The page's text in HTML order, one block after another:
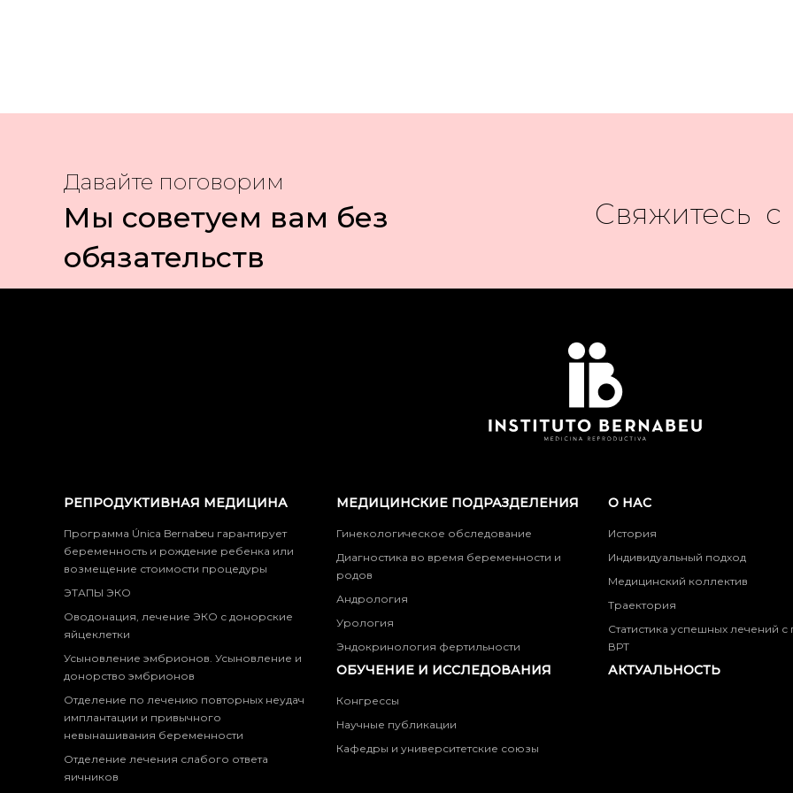
Давайте поговорим
Мы советуем вам без
обязательств
Свяжитесь
РЕПРОДУКТИВНАЯ МЕДИЦИНА
Программа Única Bernabeu гарантирует
беременность и рождение ребенка или
возмещение стоимости процедуры
ЭТАПЫ ЭКО
Оводонация, лечение ЭКО с донорские
яйцеклетки
Усыновление эмбрионов. Усыновление и
донорство эмбрионов
Отделение по лечению повторных неудач
имплантации и привычного
невынашивания беременности
Отделение лечения слабого ответа
яичников
МЕДИЦИНСКИЕ ПОДРАЗДЕЛЕНИЯ
Гинекологическое обследование
Диагностика во время беременности и
родов
Андрология
Урология
Эндокринология фертильности
ОБУЧЕНИЕ И ИССЛЕДОВАНИЯ
Конгрессы
Научные публикации
Кафедры и университетские союзы
О НАС
История
Индивидуальный подход
Медицинский коллектив
Траектория
Статистика успешных лечений
ВРТ
АКТУАЛЬНОСТЬ